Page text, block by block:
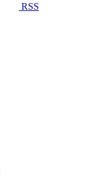
RSS